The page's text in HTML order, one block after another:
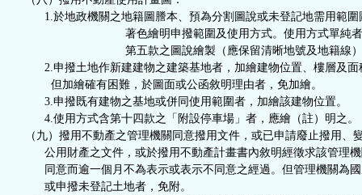
1.於地政機關之地籍圖謄本、預為分割圖說或未登記地需用範圍
著色繪明申撥範圍及使用方式。使用方式單純
第五款之圖說繪製（應保留清晰地號及地籍線）
2.申撥土地作新建建物之建築基地者，加繪建物位置、樓層及面
但加繪確有困難，於圖面或公函敘明理由者，免加繪。
3.申撥既有建物之基地或併同使用範圍者，加繪該建物位置。
4.使用方式含第十四款之「附設停車場」者，應繪（註）明之。
（九）撥用不動產之管理機關同意撥用文件，或已申請廢止撥用、
公用財產之文件，或於撥用不動產計畫書內敘明經徵求該管理機
同意而逾一個月不為表示或表示不同意之經過。但管理機關為國
或申撥未登記土地者，免附。